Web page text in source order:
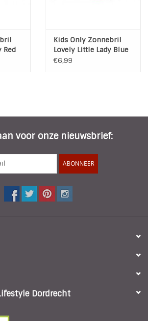
Red
Kids Only Zonnebril
Lovely Little Lady Blue
€6,99
voor onze nieuwsbrief:
ABONNEER
Dordrecht